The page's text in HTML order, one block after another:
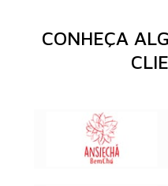
CONHEÇA